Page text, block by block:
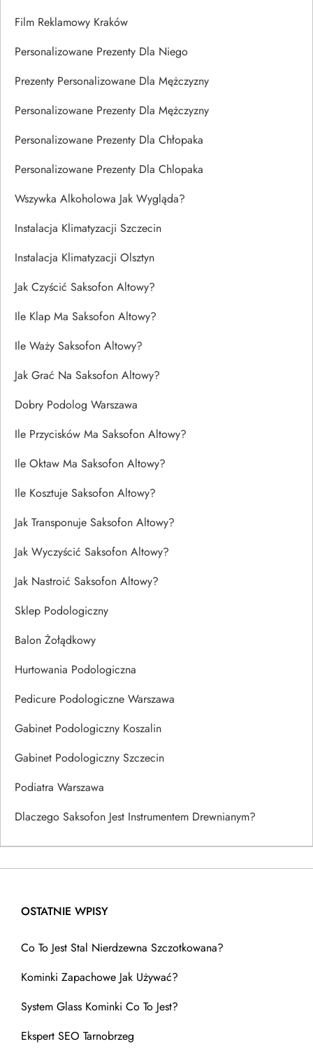
Film Reklamowy Kraków
Personalizowane Prezenty Dla Niego
Prezenty Personalizowane Dla Mężczyzny
Personalizowane Prezenty Dla Mężczyzny
Personalizowane Prezenty Dla Chłopaka
Personalizowane Prezenty Dla Chlopaka
Wszywka Alkoholowa Jak Wygląda?
Instalacja Klimatyzacji Szczecin
Instalacja Klimatyzacji Olsztyn
Jak Czyścić Saksofon Altowy?
Ile Klap Ma Saksofon Altowy?
Ile Waży Saksofon Altowy?
Jak Grać Na Saksofon Altowy?
Dobry Podolog Warszawa
Ile Przycisków Ma Saksofon Altowy?
Ile Oktaw Ma Saksofon Altowy?
Ile Kosztuje Saksofon Altowy?
Jak Transponuje Saksofon Altowy?
Jak Wyczyścić Saksofon Altowy?
Jak Nastroić Saksofon Altowy?
Sklep Podologiczny
Balon Żołądkowy
Hurtowania Podologiczna
Pedicure Podologiczne Warszawa
Gabinet Podologiczny Koszalin
Gabinet Podologiczny Szczecin
Podiatra Warszawa
Dlaczego Saksofon Jest Instrumentem Drewnianym?
OSTATNIE WPISY
Co To Jest Stal Nierdzewna Szczotkowana?
Kominki Zapachowe Jak Używać?
System Glass Kominki Co To Jest?
Ekspert SEO Tarnobrzeg